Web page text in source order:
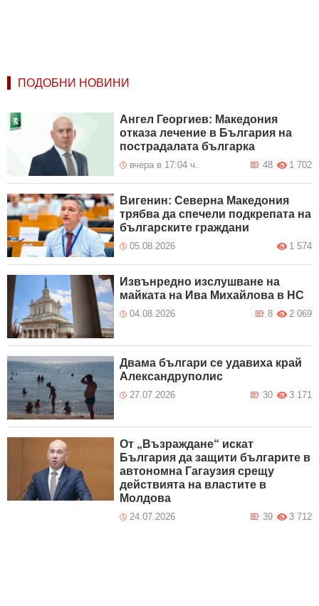
ПОДОБНИ НОВИНИ
Ангел Георгиев: Македония
отказа лечение в България на
пострадалата българка
вчера в 17:04 ч. 1 702
48
Вигенин: Северна Македония
трябва да спечели подкрепата на
българските граждани
05.08.2026 1 574
Извънредно изслушване на
майката на Ива Михайлова в НС
04.08.2026 2 069
8
Двама българи се удавиха край
Александруполис
27.07.2026 3 171
30
От „Възраждане“ искат
България да защити българите в
автономна Гагаузия срещу
действията на властите в
Молдова
24.07.2026 3 712
39